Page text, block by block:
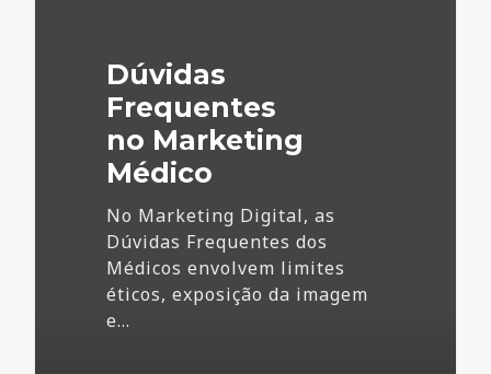
Dúvidas
Frequentes
no Marketing
Médico
No Marketing Digital, as
Dúvidas Frequentes dos
Médicos envolvem limites
éticos, exposição da imagem
e…